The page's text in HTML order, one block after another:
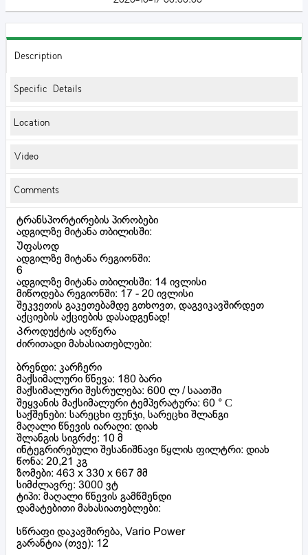
Description
Specific Details
Location
Video
Comments
ტრანსპორტირების პირობები
ადგილზე მიტანა თბილისში:
Უფასოდ
ადგილზე მიტანა რეგიონში:
6
ადგილზე მიტანა თბილისში: 14 ივლისი
მიწოდება რეგიონში: 17 - 20 ივლისი
შეკვეთის გაკეთებამდე გთხოვთ, დაგვიკავშირდეთ
აქციების აქციების დასადგენად!
Პროდუქტის აღწერა
ძირითადი მახასიათებლები:
ბრენდი: კარჩერი
მაქსიმალური წნევა: 180 ბარი
მაქსიმალური შესრულება: 600 ლ / საათში
შეყვანის მაქსიმალური ტემპერატურა: 60 ° С
საქშენები: სარეცხი ფუნჯი, სარეცხი შლანგი
მაღალი წნევის იარაღი: დიახ
შლანგის სიგრძე: 10 მ
ინტეგრირებული შესანიშნავი წყლის ფილტრი: დიახ
წონა: 20,21 კგ
ზომები: 463 x 330 x 667 მმ
სიმძლავრე: 3000 ვტ
ტიპი: მაღალი წნევის გამწმენდი
დამატებითი მახასიათებლები:
სწრაფი დაკავშირება, Vario Power
გარანტია (თვე): 12